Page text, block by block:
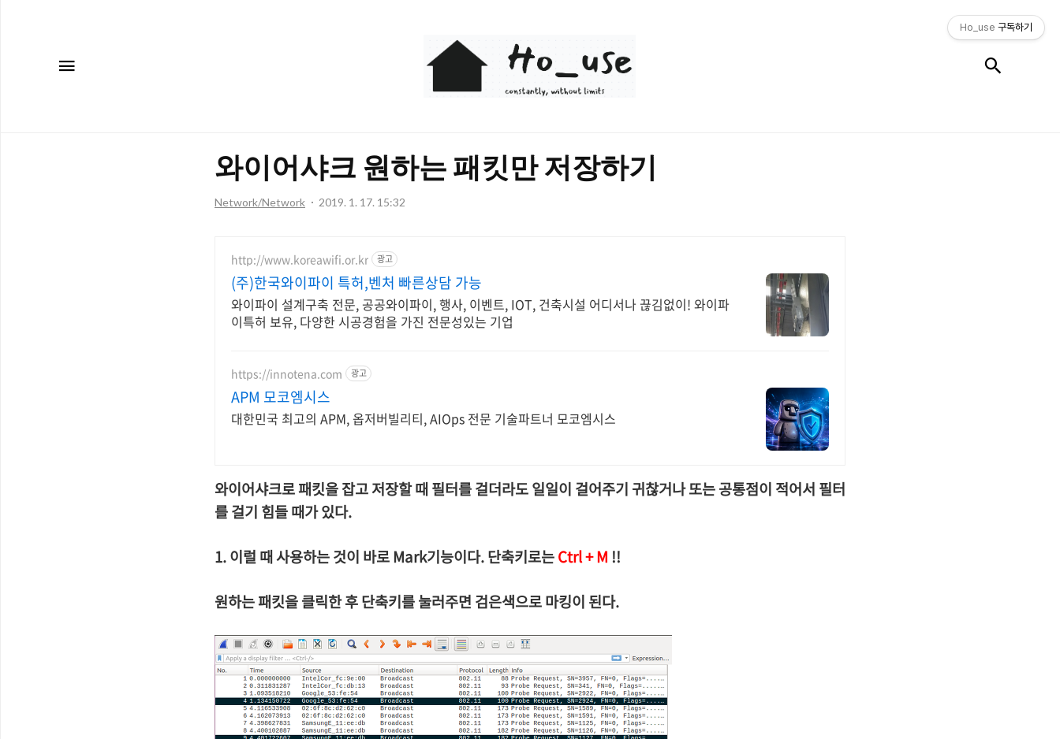
Ho_use
와이어샤크 원하는 패킷만 저장하기
Network/Network 2019. 1. 17. 15:32
http://www.koreawifi.or.kr 광고
(주)한국와이파이 특허,벤처 빠른상담 가능
와이파이 설계구축 전문, 공공와이파이, 행사, 이벤트, IOT, 건축시설 어디서나 끊김없이! 와이파
이특허 보유, 다양한 시공경험을 가진 전문성있는 기업
https://innotena.com 광고
APM 모코엠시스
대한민국 최고의 APM, 옵저버빌리티, AIOps 전문 기술파트너 모코엠시스
와이어샤크로 패킷을 잡고 저장할 때 필터를 걸더라도일일이 걸어주기 귀찮거나 또는 공통점이 적어서 필터
를 걸기 힘들 때가 있다.
1. 이럴 때 사용하는 것이 바로 Mark기능이다. 단축키로는Ctrl + M !!
원하는 패킷을 클릭한 후 단축키를 눌러주면 검은색으로 마킹이 된다.
Ho_use 구독하기